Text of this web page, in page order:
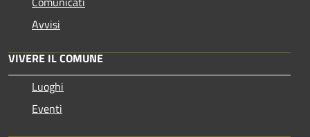
Avvisi
VIVERE IL COMUNE
Luoghi
Eventi